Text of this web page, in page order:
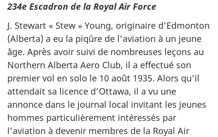
234e Escadron de la Royal Air Force
J. Stewart « Stew » Young, originaire d’Edmonton
(Alberta) a eu la piqûre de l’aviation à un jeune
âge. Après avoir suivi de nombreuses leçons au
Northern Alberta Aero Club, il a effectué son
premier vol en solo le 10 août 1935. Alors qu’il
attendait sa licence d’Ottawa, il a vu une
annonce dans le journal local invitant les jeunes
hommes particulièrement intéressés par
l’aviation à devenir membres de la Royal Air